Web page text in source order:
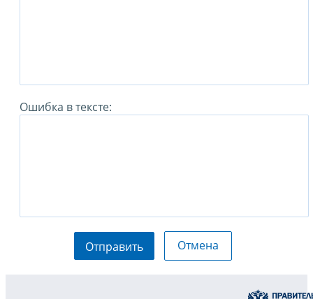
Ошибка в тексте:
Отправить Отмена